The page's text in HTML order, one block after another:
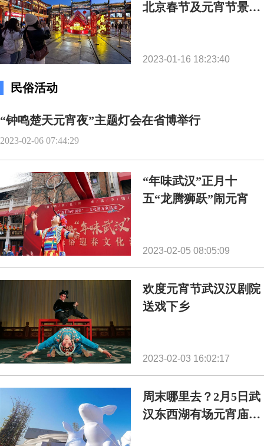
北京春节及元宵节景观
2023-01-16 18:23:40
民俗活动
“钟鸣楚天元宵夜”主题灯会在省博举行
2023-02-06 07:44:29
“年味武汉”正月十
五“龙腾狮跃”闹元宵
2023-02-05 08:05:09
欢度元宵节武汉汉剧院
送戏下乡
2023-02-03 16:02:17
周末哪里去？2月5日武
汉东西湖有场元宵庙会